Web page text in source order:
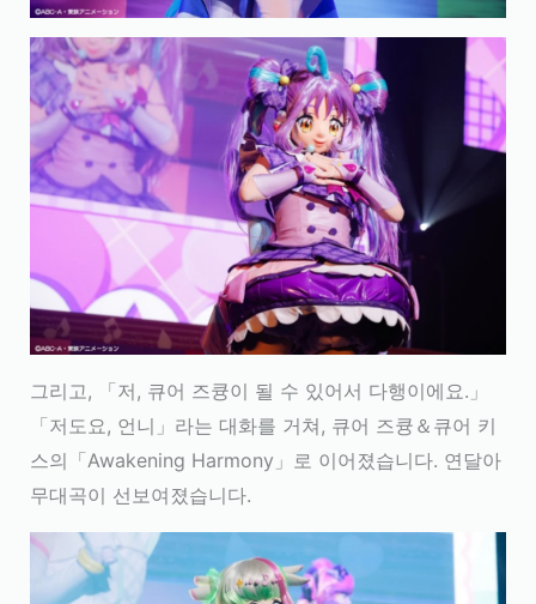
그리고, 「저, 큐어 즈큥이 될 수 있어서 다행이에요.」
「저도요, 언니」라는 대화를 거쳐, 큐어 즈큥＆큐어 키
스의「Awakening Harmony」로 이어졌습니다. 연달아
무대곡이 선보여졌습니다.